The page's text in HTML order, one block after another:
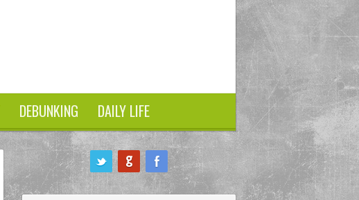
DEBUNKING DAILY LIFE